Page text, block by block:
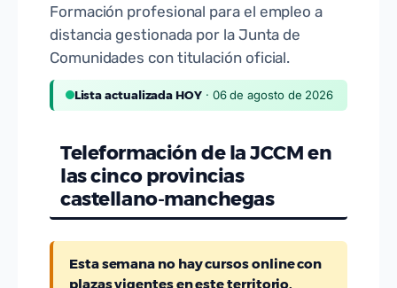
Formación profesional para el empleo a
distancia gestionada por la Junta de
Comunidades con titulación oficial.
Lista actualizada HOY· 06 de agosto de 2026
Teleformación de la JCCM en
las cinco provincias
castellano-manchegas
Esta semana no hay cursos online con
plazas vigentes en este territorio.